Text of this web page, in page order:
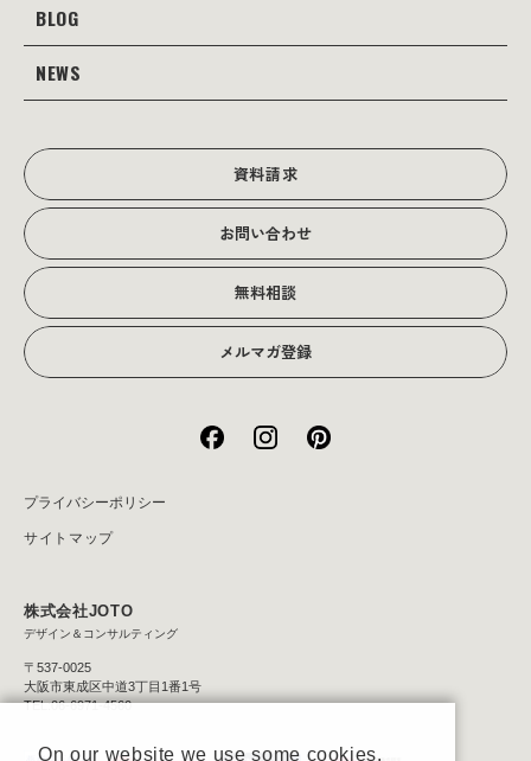
Web広告･SEO対策
Web
会社案内
当社の強み
会社沿革
BLOG
JOTOブログ
NEWS
資料請求
お問い合わせ
無料相談
メルマガ登録
プライバシーポリシー
サイトマップ
株式会社JOTO
デザイン＆コンサルティング
〒537-0025
大阪市東成区中道3丁目1番1号
TEL:06-6971-4560
On our website we use some cookies.